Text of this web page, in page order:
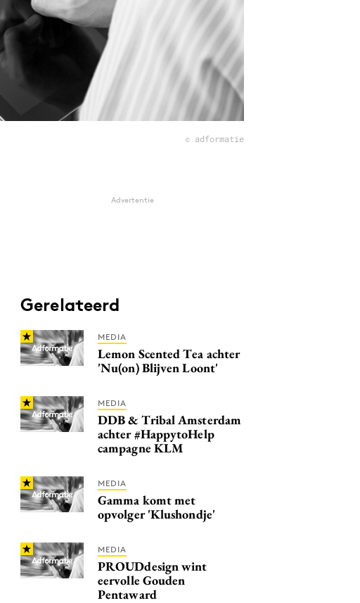
© adformatie
Advertentie
Gerelateerd
MEDIA
Lemon Scented Tea achter
'Nu(on) Blijven Loont'
MEDIA
DDB & Tribal Amsterdam
achter #HappytoHelp
campagne KLM
MEDIA
Gamma komt met
opvolger 'Klushondje'
MEDIA
PROUDdesign wint
eervolle Gouden
Pentaward